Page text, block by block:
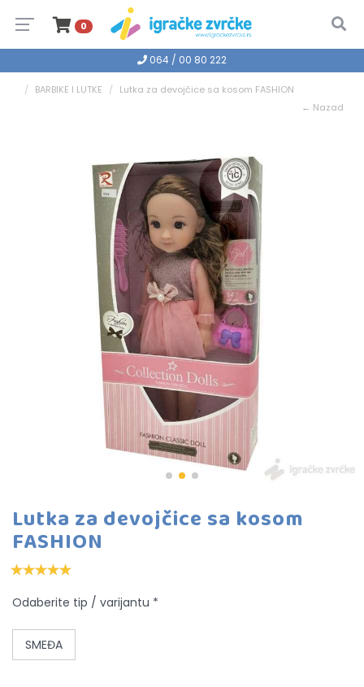
0
064 / 00 80 222
BARBIKE I LUTKE
Lutka za devojčice sa kosom FASHION
← Nazad
Lutka za devojčice sa kosom
FASHION
Odaberite tip / varijantu *
SMEĐA